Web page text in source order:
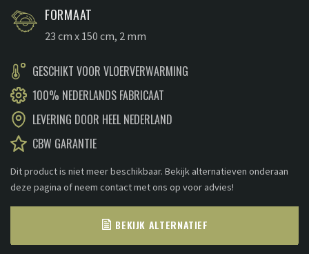
prijs
was:
is:
FORMAAT
23 cm x 150 cm, 2 mm
GESCHIKT VOOR VLOERVERWARMING
100% NEDERLANDS FABRICAAT
LEVERING DOOR HEEL NEDERLAND
CBW GARANTIE
Dit product is niet meer beschikbaar. Bekijk alternatieven onderaan
deze pagina of neem contact met ons op voor advies!
BEKIJK ALTERNATIEF